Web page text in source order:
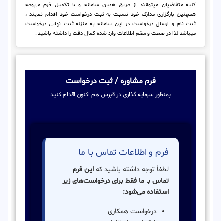
کلیه متقاضیان میتوانند از طریق همین سامانه و با تکمیل فرم مربوطه
همچنین بارگزاری مدارک خود نسبت به ثبت درخواست خود اقدام نمایند ،
ثبت نام و ارسال درخواست در این سامانه به منزله ثبت نهایی درخواست
میباشد لذا در صحت و سقم اطلاعات وارد شده کمال دقت را داشته باشید .
فرم مشاوره / ثبت درخواست
بمنظور سرمایه گذاری در قبرس هم اکنون اقدام کنید
فرم و اطلاعات تماس با ما
لطفاً توجه داشته باشید که این فرم
تماس با ما فقط برای درخواست‌های زیر
استفاده می‌شود:
درخواست همکاری